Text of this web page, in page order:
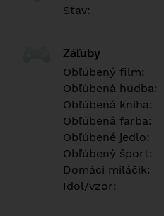
Stav:
Záľuby
Obľúbený film:
Obľúbená hudba:
Obľúbená kniha:
Obľúbená farba:
Obľúbené jedlo:
Obľúbený šport:
Domáci miláčik:
Idol/vzor: